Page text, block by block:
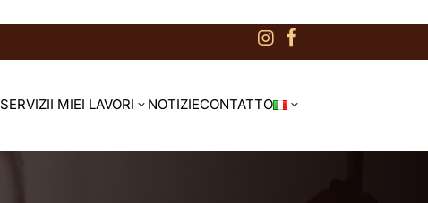
 
SERVIZII MIEI LAVORI 3 NOTIZIECONTATTO 3